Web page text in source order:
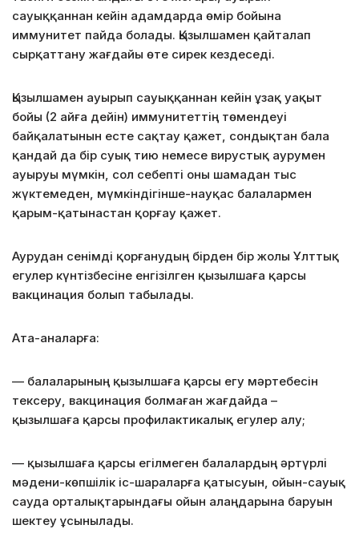
сауыққаннан кейін адамдарда өмір бойына
иммунитет пайда болады. Қызылшамен қайталап
сырқаттану жағдайы өте сирек кездеседі.
Қызылшамен ауырып сауыққаннан кейін ұзақ уақыт
бойы (2 айға дейін) иммунитеттің төмендеуі
байқалатынын есте сақтау қажет, сондықтан бала
қандай да бір суық тию немесе вирустық аурумен
ауыруы мүмкін, сол себепті оны шамадан тыс
жүктемеден, мүмкіндігінше-науқас балалармен
қарым-қатынастан қорғау қажет.
Аурудан сенімді қорғанудың бірден бір жолы Ұлттық
егулер күнтізбесіне енгізілген қызылшаға қарсы
вакцинация болып табылады.
Ата-аналарға:
— балаларының қызылшаға қарсы егу мәртебесін
тексеру, вакцинация болмаған жағдайда –
қызылшаға қарсы профилактикалық егулер алу;
— қызылшаға қарсы егілмеген балалардың әртүрлі
мәдени-көпшілік іс-шараларға қатысуын, ойын-сауық
сауда орталықтарындағы ойын алаңдарына баруын
шектеу ұсынылады.